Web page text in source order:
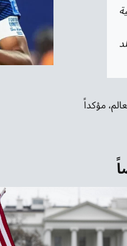
مؤكداً